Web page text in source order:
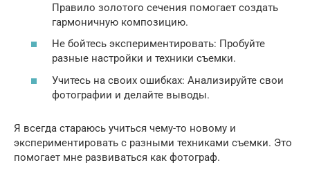
Правило золотого сечения помогает создать
гармоничную композицию.
Не бойтесь экспериментировать: Пробуйте
разные настройки и техники съемки.
Учитесь на своих ошибках: Анализируйте свои
фотографии и делайте выводы.
Я всегда стараюсь учиться чему-то новому и
экспериментировать с разными техниками съемки. Это
помогает мне развиваться как фотограф.